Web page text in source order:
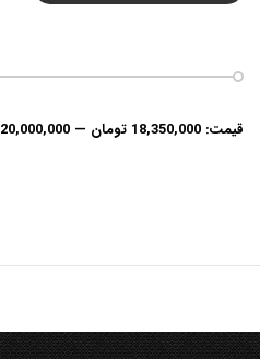
حداقل
حداکثر
قیمت: 18,350,000 تومان — 20,000,000 تومان